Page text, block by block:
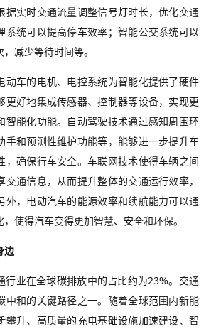
据实时交通流量调整信号灯时长，优化交通
系统可以提高停车效率；智能公交系统可以
减少等待时间等。
动车的电机、电控系统为智能化提供了硬件
更好地集成传感器、控制器等设备，实现更
智能化功能。自动驾驶技术通过感知周围环
手和预测性维护功能等，能够进一步提升车
，确保行车安全。车联网技术使得车辆之间
交通信息，从而提升整体的交通运行效率，
外，电动汽车的能源效率和续航能力可以通
使得汽车变得更加智慧、安全和环保。
边
行业在全球碳排放中的占比约为23%。交通
中和的关键路径之一。随着全球范围内新能
攀升、高质量的充电基础设施加速建设、智